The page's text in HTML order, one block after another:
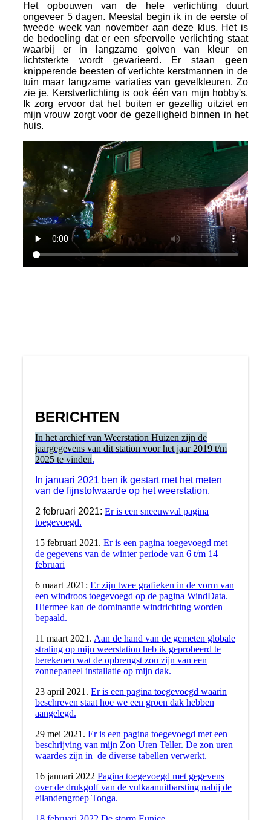
Het opbouwen van de hele verlichting duurt
ongeveer 5 dagen. Meestal begin ik in de eerste of
tweede week van november aan deze klus. Het is
de bedoeling dat er een sfeervolle verlichting staat
waarbij er in langzame golven van kleur en
lichtsterkte wordt gevarieerd. Er staangeen
knipperende beesten of verlichte kerstmannen in de
tuin maar langzame variaties van gevelkleuren. Zo
zie je, Kerstverlichting is ook één van mijn hobby's.
Ik zorg ervoor dat het buiten er gezellig uitziet en
mijn vrouw zorgt voor de gezelligheid binnen in het
huis.
BERICHTEN
In het archief van Weerstation Huizen zijn de
jaargegevens van dit station voor het jaar 2019 t/m
2025 te vinden.
In januari 2021 ben ik gestart met het meten
van de fijnstofwaarde op het weerstation.
2 februari 2021: Er is een sneeuwval pagina
toegevoegd.
15 februari 2021. Er is een pagina toegevoegd met
de gegevens van de winter periode van 6 t/m 14
februari
6 maart 2021: Er zijn twee grafieken in de vorm van
een windroos toegevoegd op de pagina WindData.
Hiermee kan de dominantie windrichting worden
bepaald.
11 maart 2021. Aan de hand van de gemeten globale
straling op mijn weerstation heb ik geprobeerd te
berekenen wat de opbrengst zou zijn van een
zonnepaneel installatie op mijn dak.
23 april 2021. Er is een pagina toegevoegd waarin
beschreven staat hoe we een groen dak hebben
aangelegd.
29 mei 2021. Er is een pagina toegevoegd met een
beschrijving van mijn Zon Uren Teller. De zon uren
waardes zijn in de diverse tabellen verwerkt.
16 januari 2022 Pagina toegevoegd met gegevens
over de drukgolf van de vulkaanuitbarsting nabij de
eilandengroep Tonga.